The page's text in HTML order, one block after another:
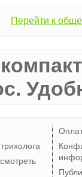
Перейти к